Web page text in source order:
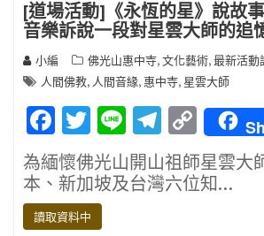
[道場活動]《永恆的星》說故
音樂訴說一段對星雲大師的追
小編 佛光山惠中寺,文化藝術,最新活動
人間佛教, 人間音緣, 惠中寺, 星雲大師
F
ac
e
b
T
w
it
te
Li
n
e
T
el
e
C
o
p
為緬懷佛光山開山祖師星雲大
本、新加坡及台灣六位知…
讀取資料中